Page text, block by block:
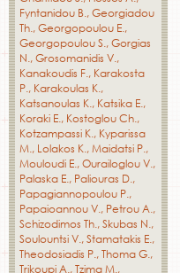
Fyntanidou B. Georgiadou
Th. Georgopoulou E.
Georgopoulou S. Gorgias
N. Grosomanidis V.
Kanakoudis F. Karakosta
P. Karakoulas K.
Katsanoulas K. Katsika E.
Koraki E. Kostoglou Ch.
Kotzampassi K. Kyparissa
M. Lolakos K. Maidatsi P.
Mouloudi E. Ourailoglou V.
Palaska E. Paliouras D.
Papagiannopoulou P.
Papaioannou V. Petrou A.
Schizodimos Th. Skubas N.
Soulountsi V. Stamatakis E.
Theodosiadis P. Thoma G.
Trikoupi A. Tzima M.